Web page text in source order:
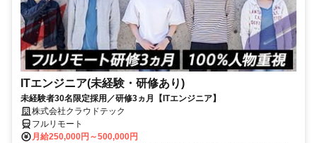
ITエンジニア(未経験・研修あり)
未経験者30名限定採用／研修3ヵ月【ITエンジニア】
株式会社クラウドテック
フルリモート
月給250,000円～500,000円